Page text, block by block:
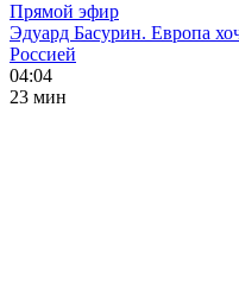
Прямой эфир
Эдуард Басурин. Европа
Россией
04:04
23 мин